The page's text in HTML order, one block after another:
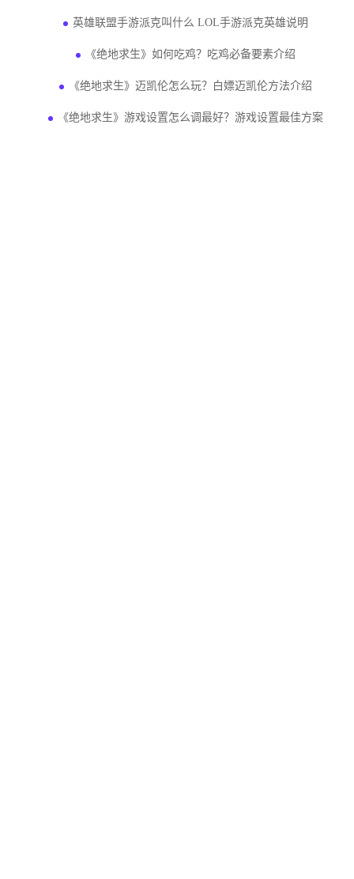
英雄联盟手游派克叫什么 LOL手游派克英雄说明
《绝地求生》如何吃鸡？吃鸡必备要素介绍
《绝地求生》迈凯伦怎么玩？白嫖迈凯伦方法介绍
《绝地求生》游戏设置怎么调最好？游戏设置最佳方案